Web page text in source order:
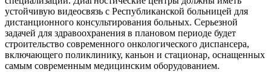
устойчивую видеосвязь с Республиканской больницей для
дистанционного консультирования больных. Серьезной
задачей для здравоохранения в плановом периоде будет
строительство современного онкологического диспансера,
включающего поликлинику, каньон и стационар, оснащенных
самым современным медицинским оборудованием.